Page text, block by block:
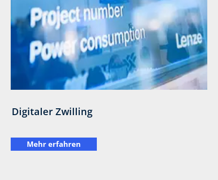
Digitaler Zwilling
Mehr erfahren